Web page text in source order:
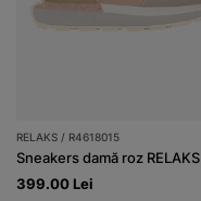
RELAKS / R4618015
Sneakers damă roz RELAKS
399.00 Lei